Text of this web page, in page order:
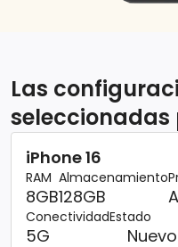
Las
seleccionadas
iPhone 16
RAM
8GB
Almacenamiento
128GB
Conectividad
5G
Estado
Nuevo